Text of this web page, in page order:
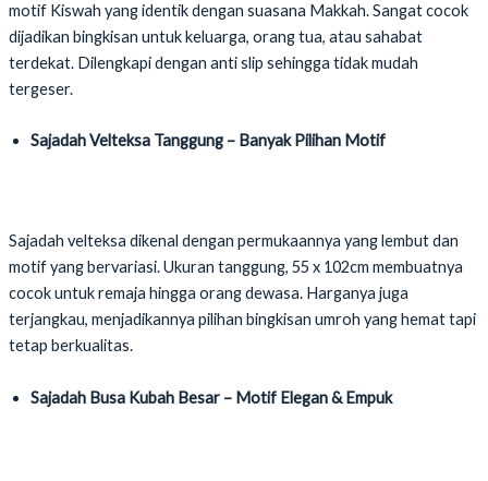
motif Kiswah yang identik dengan suasana Makkah. Sangat cocok
dijadikan bingkisan untuk keluarga, orang tua, atau sahabat
terdekat. Dilengkapi dengan anti slip sehingga tidak mudah
tergeser.
Sajadah Velteksa Tanggung – Banyak Pilihan Motif
Sajadah velteksa dikenal dengan permukaannya yang lembut dan
motif yang bervariasi. Ukuran tanggung, 55 x 102cm membuatnya
cocok untuk remaja hingga orang dewasa. Harganya juga
terjangkau, menjadikannya pilihan bingkisan umroh yang hemat tapi
tetap berkualitas.
Sajadah Busa Kubah Besar – Motif Elegan & Empuk